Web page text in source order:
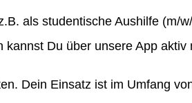
als studentische Aushilfe (m/
Du über unsere App
Dein Einsatz ist im Umfang